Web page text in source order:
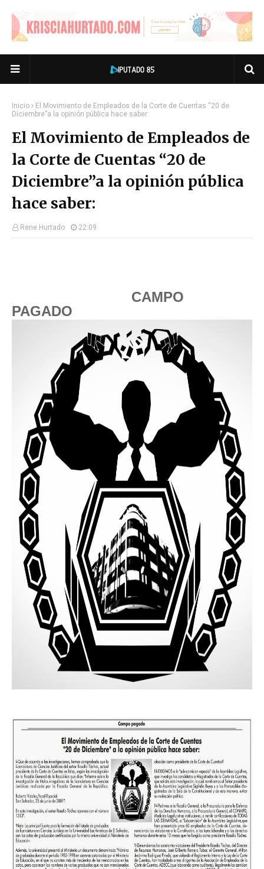
Inicio
El Movimiento de Empleados de la Corte de Cuentas “20 de
Diciembre”a la opinión pública hace saber:
El Movimiento de Empleados de
la Corte de Cuentas “20 de
Diciembre”a la opinión pública
hace saber:
Rene Hurtado 22:09
CAMPO
PAGADO